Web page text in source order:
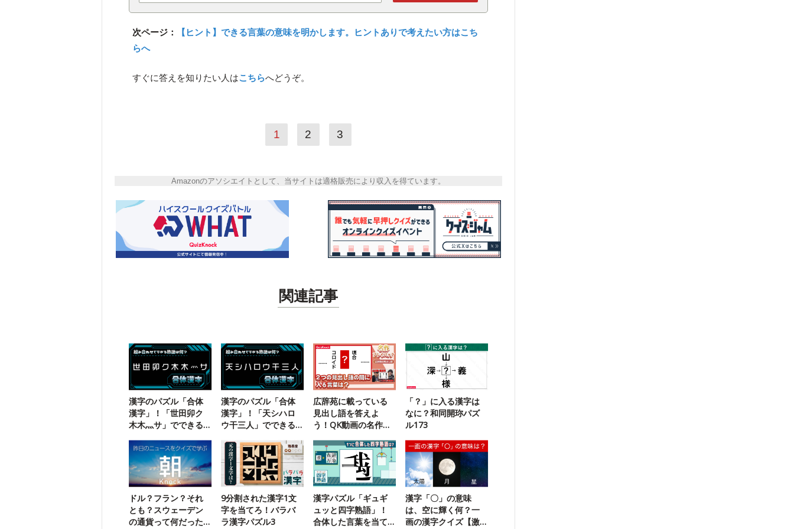
次ページ：
【ヒント】できる言葉の意味を明かします。ヒントありで考えたい方はこち
らへ
すぐに答えを知りたい人はこちらへどうぞ。
1 2 3
Amazonのアソシエイトとして、当サイトは適格販売により収入を得ています。
関連記事
漢字のパズル「合体
漢字」！「世田卯ク
木木灬サ」でできる
漢字のパズル「合体
漢字」！「天シハロ
ウ干三人」でできる
広辞苑に載っている
見出し語を答えよ
う！QK動画の名作ク
「？」に入る漢字は
なに？和同開珎パズ
ル173
ドル？フラン？それ
とも？スウェーデン
の通貨って何だった
9分割された漢字1文
字を当てろ！バラバ
ラ漢字パズル3
漢字パズル「ギュギ
ュッと四字熟語」！
合体した言葉を当て
漢字「〇」の意味
は、空に輝く何？一
画の漢字クイズ【激